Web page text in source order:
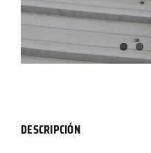
DESCRIPCIÓN